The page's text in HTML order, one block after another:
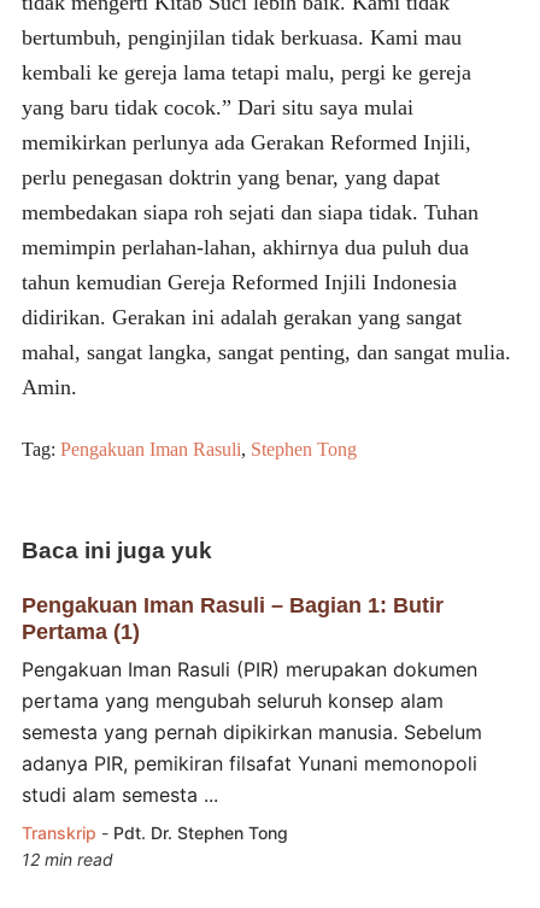
bertumbuh, penginjilan tidak berkuasa. Kami mau
kembali ke gereja lama tetapi malu, pergi ke gereja
yang baru tidak cocok.” Dari situ saya mulai
memikirkan perlunya ada Gerakan Reformed Injili,
perlu penegasan doktrin yang benar, yang dapat
membedakan siapa roh sejati dan siapa tidak. Tuhan
memimpin perlahan-lahan, akhirnya dua puluh dua
tahun kemudian Gereja Reformed Injili Indonesia
didirikan. Gerakan ini adalah gerakan yang sangat
mahal, sangat langka, sangat penting, dan sangat mulia.
Amin.
Tag: Pengakuan Iman Rasuli, Stephen Tong
Baca ini juga yuk
Pengakuan Iman Rasuli – Bagian 1: Butir
Pertama (1)
Pengakuan Iman Rasuli (PIR) merupakan dokumen
pertama yang mengubah seluruh konsep alam
semesta yang pernah dipikirkan manusia. Sebelum
adanya PIR, pemikiran filsafat Yunani memonopoli
studi alam semesta ...
Transkrip - Pdt. Dr. Stephen Tong
12 min read